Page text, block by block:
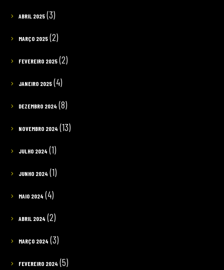
ABRIL 2025(3)
MARÇO 2025(2)
FEVEREIRO 2025(2)
JANEIRO 2025(4)
DEZEMBRO 2024 (8)
NOVEMBRO 2024 (13)
JULHO 2024 (1)
JUNHO 2024 (1)
MAIO 2024 (4)
ABRIL 2024 (2)
MARÇO 2024 (3)
FEVEREIRO 2024 (5)